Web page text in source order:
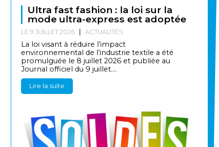
Ultra fast fashion : la loi sur la
mode ultra-express est adoptée
LE 9 JUILLET 2026 ACTUALITÉS
La loi visant à réduire l’impact
environnemental de l’industrie textile a été
promulguée le 8 juillet 2026 et publiée au
Journal officiel du 9 juillet....
Lire la suite